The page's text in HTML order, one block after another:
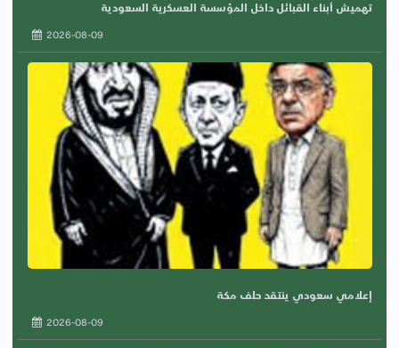
تهميش أبناء القبائل داخل المؤسسة العسكرية السعودية
2026-08-09
إعلامي سعودي ينتقد حلف مكة
2026-08-09